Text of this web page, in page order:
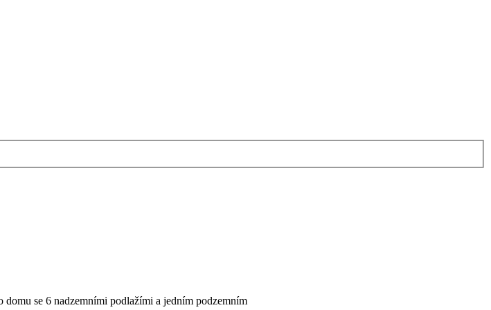
se 6 nadzemními podlažími a jedním podzemním